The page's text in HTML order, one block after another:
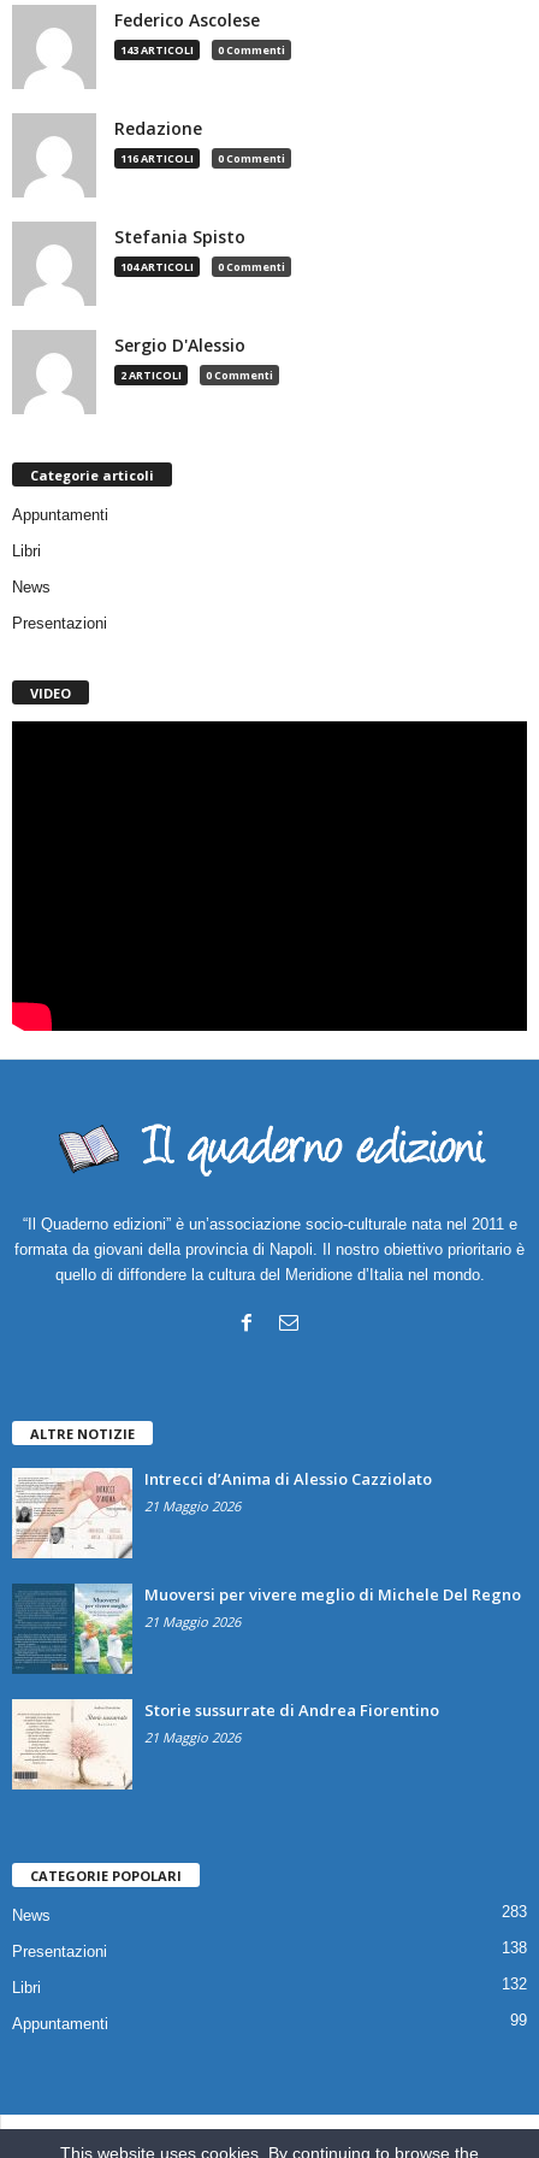
Federico Ascolese
143 ARTICOLI 0 Commenti
Redazione
116 ARTICOLI 0 Commenti
Stefania Spisto
104 ARTICOLI 0 Commenti
Sergio D'Alessio
2 ARTICOLI 0 Commenti
Categorie articoli
Appuntamenti
Libri
News
Presentazioni
VIDEO
“Il Quaderno edizioni” è un’associazione socio-culturale nata nel 2011 e
formata da giovani della provincia di Napoli. Il nostro obiettivo prioritario è
quello di diffondere la cultura del Meridione d’Italia nel mondo.
ALTRE NOTIZIE
Intrecci d’Anima di Alessio Cazziolato
21 Maggio 2026
Muoversi per vivere meglio di Michele Del Regno
21 Maggio 2026
Storie sussurrate di Andrea Fiorentino
21 Maggio 2026
CATEGORIE POPOLARI
News 283
Presentazioni 138
Libri 132
Appuntamenti 99
This website uses cookies. By continuing to browse the